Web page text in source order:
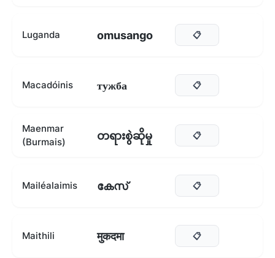
Luganda omusango 📋
Macadóinis тужба 📋
Maenmar
(Burmais)
တရားစွဲဆိုမှု 📋
Mailéalaimis കേസ് 📋
Maithili मुकदमा 📋